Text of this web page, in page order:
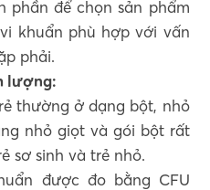
phần để chọn sản phẩm
khuẩn phù hợp với vấn
phải.
lượng:
thường ở dạng bột, nhỏ
nhỏ giọt và gói bột rất
sơ sinh và trẻ nhỏ.
được đo bằng CFU